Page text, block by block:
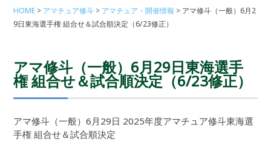
HOME アマチュア修斗 アマチュア・開催情報
アマ修斗（一般）6月2
9日東海選手権 組合せ＆試合順決定（6/23修正）
アマ修斗（一般）6月29日東海選手
権 組合せ＆試合順決定（6/23修正）
アマ修斗（一般）6月29日 2025年度アマチュア修斗東海選
手権 組合せ＆試合順決定